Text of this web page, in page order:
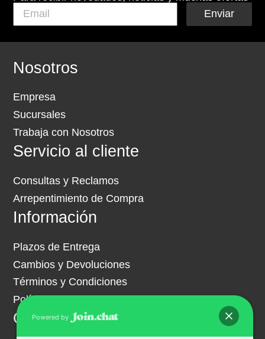
Enviar
Nosotros
Empresa
Sucursales
Trabaja con Nosotros
Servicio al cliente
Consultas y Reclamos
Arrepentimiento de Compra
Información
Plazos de Entrega
Cambios y Devoluciones
Términos y Condiciones
Política de Privacidad
Contacto
Powered by